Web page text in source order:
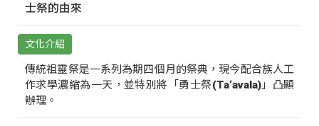
士祭的由來
文化介紹
傳統祖靈祭是一系列為期四個月的祭典，現今配合族人工
作求學濃縮為一天，並特別將「勇士祭(Ta‘avala)」凸顯
辦理。